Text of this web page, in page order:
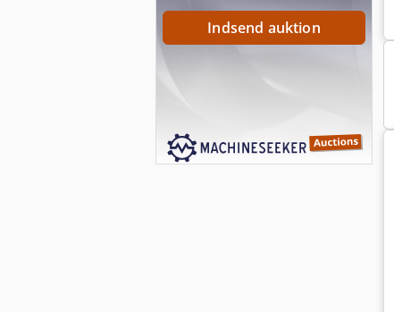
Indsend auktion